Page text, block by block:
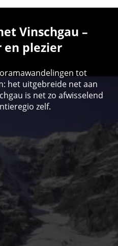
Vinschgau –
plezier
tot
het uitgebreide net aan
is net zo afwisselend
zelf.